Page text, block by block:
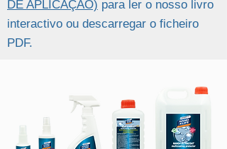
DE APLICAÇÃO) para ler o nosso livro
interactivo ou descarregar o ficheiro
PDF.